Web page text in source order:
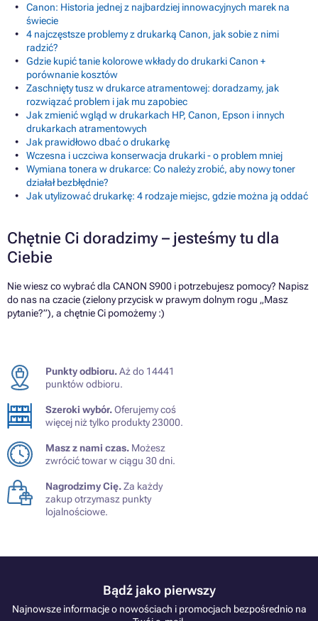
Canon: Historia jednej z najbardziej innowacyjnych marek na
świecie
4 najczęstsze problemy z drukarką Canon, jak sobie z nimi
radzić?
Gdzie kupić tanie kolorowe wkłady do drukarki Canon +
porównanie kosztów
Zaschnięty tusz w drukarce atramentowej: doradzamy, jak
rozwiązać problem i jak mu zapobiec
Jak zmienić wgląd w drukarkach HP, Canon, Epson i innych
drukarkach atramentowych
Jak prawidłowo dbać o drukarkę
Wczesna i uczciwa konserwacja drukarki - o problem mniej
Wymiana tonera w drukarce: Co należy zrobić, aby nowy toner
działał bezbłędnie?
Jak utylizować drukarkę: 4 rodzaje miejsc, gdzie można ją oddać
Chętnie Ci doradzimy – jesteśmy tu dla
Ciebie
Nie wiesz co wybrać dla CANON S900 i potrzebujesz pomocy? Napisz
do nas na czacie (zielony przycisk w prawym dolnym rogu „Masz
pytanie?”), a chętnie Ci pomożemy :)
Punkty odbioru.Aż do 14441
punktów odbioru.
Szeroki wybór.Oferujemy coś
więcej niż tylko produkty 23000.
Masz z nami czas. Możesz
zwrócić towar w ciągu 30 dni.
Nagrodzimy Cię.Za każdy
zakup otrzymasz punkty
lojalnościowe.
Bądź jako pierwszy
Najnowsze informacje o nowościach i promocjach bezpośrednio na